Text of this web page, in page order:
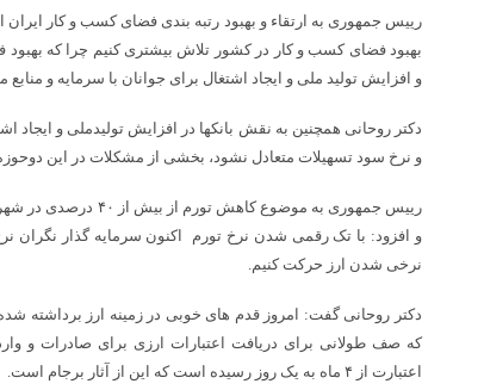
بهبود فضای کسب و کار در کشور تلاش بیشتری کنیم چرا که
و افزایش تولید ملی و ایجاد اشتغال برای جوانان با سرمایه و
دکتر روحانی همچنین به نقش بانکها در افزایش تولیدملی و ایجاد
و نرخ سود تسهیلات متعادل نشود، بخشی از مشکلات در این
و افزود: با تک رقمی شدن نرخ تورم اکنون سرمایه گذار نگران
نرخی شدن ارز حرکت کنیم.
دکتر روحانی گفت: امروز قدم های خوبی در زمینه ارز برداشته
که صف طولانی برای دریافت اعتبارات ارزی برای صادرات و
اعتبارت از ۴ ماه به یک روز رسیده است که این از آثار برجام است.